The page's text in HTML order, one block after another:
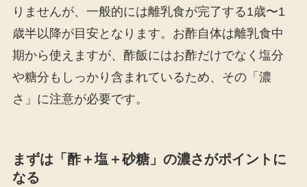
りませんが、一般的には離乳食が完了する1歳〜1
歳半以降が目安となります。お酢自体は離乳食中
期から使えますが、酢飯にはお酢だけでなく塩分
や糖分もしっかり含まれているため、その「濃
さ」に注意が必要です。
まずは「酢＋塩＋砂糖」の濃さがポイントに
なる